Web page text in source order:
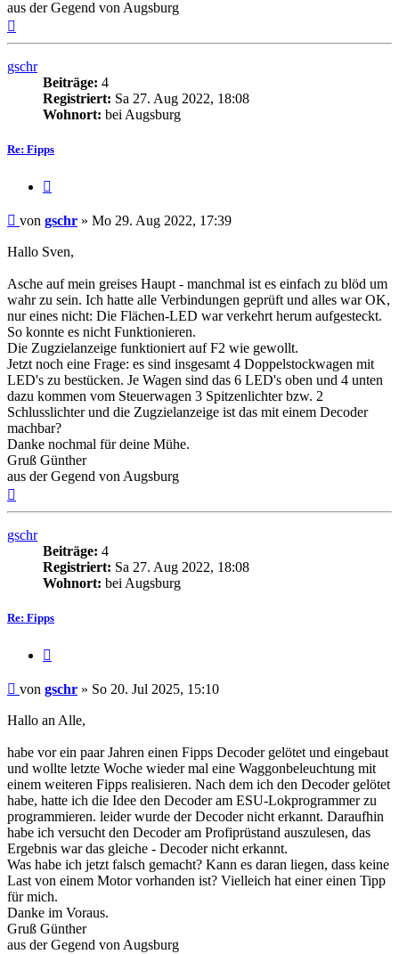
aus der Gegend von Augsburg
gschr
Beiträge: 4
Registriert: Sa 27. Aug 2022, 18:08
Wohnort: bei Augsburg
Re: Fipps
Beitrag
von gschr » Mo 29. Aug 2022, 17:39
Hallo Sven,
Asche auf mein greises Haupt - manchmal ist es einfach zu blöd um
wahr zu sein. Ich hatte alle Verbindungen geprüft und alles war OK,
nur eines nicht: Die Flächen-LED war verkehrt herum aufgesteckt.
So konnte es nicht Funktionieren.
Die Zugzielanzeige funktioniert auf F2 wie gewollt.
Jetzt noch eine Frage: es sind insgesamt 4 Doppelstockwagen mit
LED's zu bestücken. Je Wagen sind das 6 LED's oben und 4 unten
dazu kommen vom Steuerwagen 3 Spitzenlichter bzw. 2
Schlusslichter und die Zugzielanzeige ist das mit einem Decoder
machbar?
Danke nochmal für deine Mühe.
Gruß Günther
aus der Gegend von Augsburg
gschr
Beiträge: 4
Registriert: Sa 27. Aug 2022, 18:08
Wohnort: bei Augsburg
Re: Fipps
Beitrag
von gschr » So 20. Jul 2025, 15:10
Hallo an Alle,
habe vor ein paar Jahren einen Fipps Decoder gelötet und eingebaut
und wollte letzte Woche wieder mal eine Waggonbeleuchtung mit
einem weiteren Fipps realisieren. Nach dem ich den Decoder gelötet
habe, hatte ich die Idee den Decoder am ESU-Lokprogrammer zu
programmieren. leider wurde der Decoder nicht erkannt. Daraufhin
habe ich versucht den Decoder am Profiprüstand auszulesen, das
Ergebnis war das gleiche - Decoder nicht erkannt.
Was habe ich jetzt falsch gemacht? Kann es daran liegen, dass keine
Last von einem Motor vorhanden ist? Vielleich hat einer einen Tipp
für mich.
Danke im Voraus.
Gruß Günther
aus der Gegend von Augsburg